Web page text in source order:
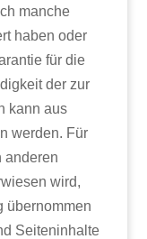
manche
haben oder
für die
der zur
kann aus
werden. Für
anderen
wird,
übernommen
Seiteninhalte